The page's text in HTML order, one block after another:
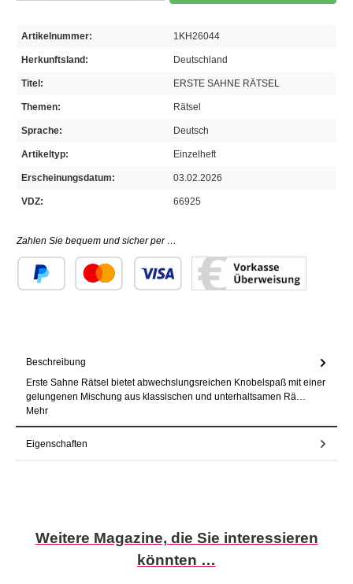
Artikelnummer: 1KH26044
Herkunftsland: Deutschland
Titel: ERSTE SAHNE RÄTSEL
Themen: Rätsel
Sprache: Deutsch
Artikeltyp: Einzelheft
Erscheinungsdatum: 03.02.2026
VDZ: 66925
Zahlen Sie bequem und sicher per …
Beschreibung
Erste Sahne Rätsel bietet abwechslungsreichen Knobelspaß mit einer
gelungenen Mischung aus klassischen und unterhaltsamen Rä…
Mehr
Eigenschaften
Produktgalerie überspringen
Weitere Magazine, die Sie interessieren
könnten …